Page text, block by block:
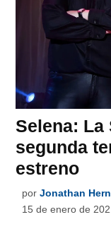
Selena: La
segunda
estreno
por Jonathan
15 de enero de